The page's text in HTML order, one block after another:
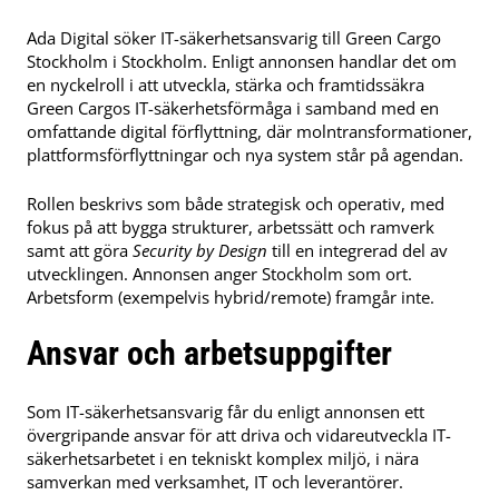
Ada Digital söker IT-säkerhetsansvarig till Green Cargo
Stockholm i Stockholm. Enligt annonsen handlar det om
en nyckelroll i att utveckla, stärka och framtidssäkra
Green Cargos IT-säkerhetsförmåga i samband med en
omfattande digital förflyttning, där molntransformationer,
plattformsförflyttningar och nya system står på agendan.
Rollen beskrivs som både strategisk och operativ, med
fokus på att bygga strukturer, arbetssätt och ramverk
samt att göra Security by Design till en integrerad del av
utvecklingen. Annonsen anger Stockholm som ort.
Arbetsform (exempelvis hybrid/remote) framgår inte.
Ansvar och arbetsuppgifter
Som IT-säkerhetsansvarig får du enligt annonsen ett
övergripande ansvar för att driva och vidareutveckla IT-
säkerhetsarbetet i en tekniskt komplex miljö, i nära
samverkan med verksamhet, IT och leverantörer.